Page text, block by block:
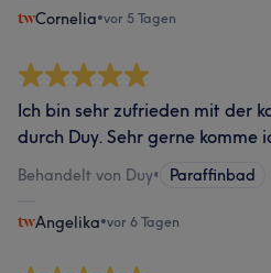
Cornelia•vor 5 Tagen
Ich bin sehr zufrieden mit der
durch Duy. Sehr gerne komme
Behandelt von Duy• Paraffinbad
Angelika•vor 6 Tagen